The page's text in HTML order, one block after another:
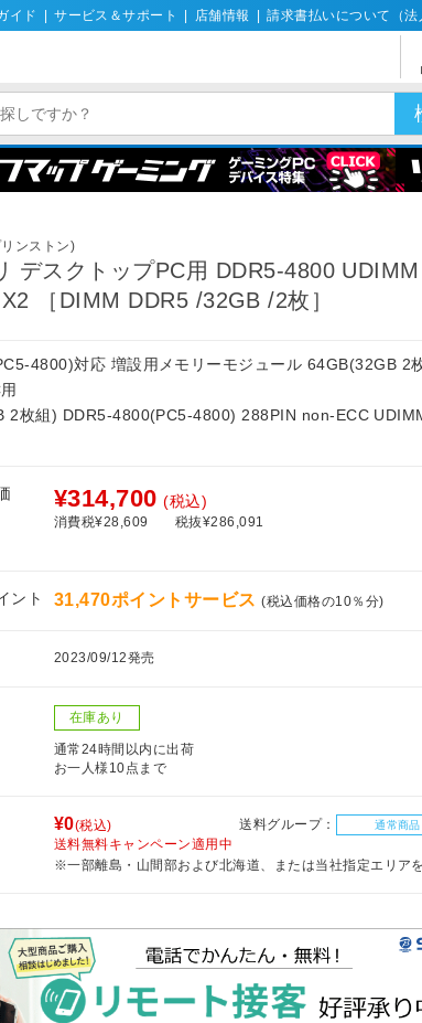
イド サービス＆サポート 店舗情報 請求書払いについて（法
ンストン)
デスクトップPC用 DDR5-4800
［DIMM DDR5 /32GB /2枚］
4800)対応 増設用メモリーモジュール 64GB(32GB 2
2枚組) DDR5-4800(PC5-4800) 288PIN non-ECC
¥314,700 (税込)
消費税¥28,609 税抜¥286,091
ント 31,470ポイントサービス(税込価格の10％分)
2023/09/12発売
在庫あり
通常24時間以内に出荷
お一人様10点まで
¥0(税込) 送料グループ： 通常商品
送料無料キャンペーン適用中
※一部離島・山間部および北海道、または当社指定エリア